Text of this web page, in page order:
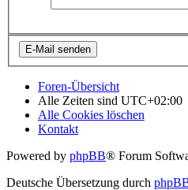
Foren-Übersicht
Alle Zeiten sind UTC+02:00
Alle Cookies löschen
Kontakt
Powered by phpBB® Forum
Deutsche Übersetzung durch